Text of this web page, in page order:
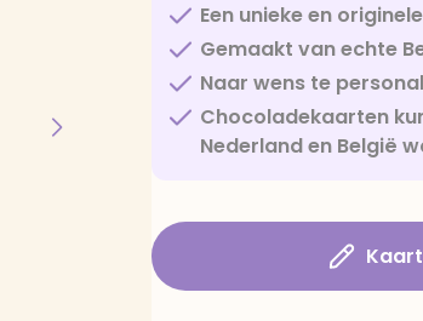
Een unieke en
Gemaakt van echte
Naar wens te
Chocoladekaarten
Nederland en België